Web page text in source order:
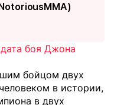
боя Джона
бойцом двух
в истории,
в двух